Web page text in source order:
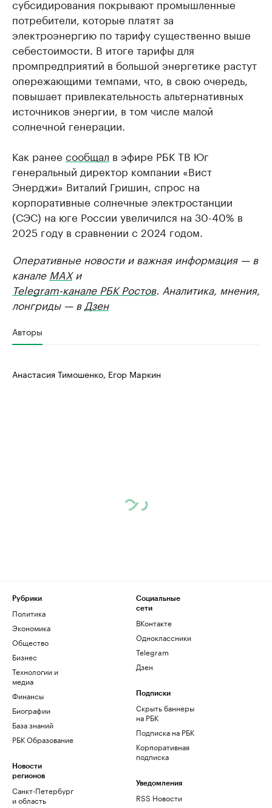
субсидирования покрывают промышленные
потребители, которые платят за
электроэнергию по тарифу существенно выше
себестоимости. В итоге тарифы для
промпредприятий в большой энергетике растут
опережающими темпами, что, в свою очередь,
повышает привлекательность альтернативных
источников энергии, в том числе малой
солнечной генерации.
Как ранее сообщал в эфире РБК ТВ Юг
генеральный директор компании «Вист
Энерджи» Виталий Гришин, спрос на
корпоративные солнечные электростанции
(СЭС) на юге России увеличился на 30-40% в
2025 году в сравнении с 2024 годом.
Оперативные новости и важная информация — в
канале MAXи
Telegram-канале РБК Ростов. Аналитика, мнения,
лонгриды — в Дзен
Авторы
Анастасия Тимошенко, Егор Маркин
Рубрики
Политика
Экономика
Общество
Бизнес
Технологии и
медиа
Финансы
Биографии
База знаний
РБК Образование
Новости
регионов
Санкт-Петербург
и область
Социальные
сети
ВКонтакте
Одноклассники
Telegram
Дзен
Подписки
Скрыть баннеры
на РБК
Подписка на РБК
Корпоративная
подписка
Уведомления
RSS Новости